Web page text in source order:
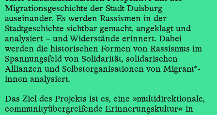
Migrations­geschichte der Stadt Duisburg
auseinander. Es werden Rassismen in der
Stadtgeschichte sichtbar gemacht, angeklagt und
analysiert – und Widerstände erinnert. Dabei
werden die historischen Formen von Rassismus im
Spannungsfeld von Solidarität, solidarischen
Allianzen und Selbst­organisationen von Migrant*­
innen analysiert.
Das Ziel des Projekts ist es, eine »multi­direktionale,
community­übergreifende Erinnerungskultur« in